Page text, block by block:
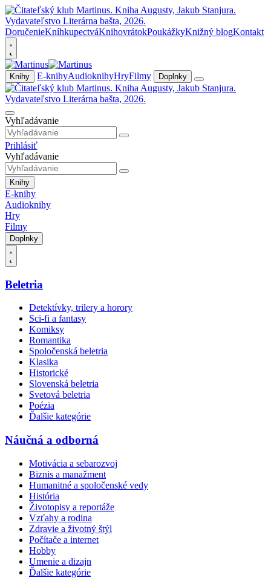
DoručenieKníhkupectváKnihovrátokPoukážkyKnižný blogKontakt
Knihy E-knihyAudioknihyHryFilmy Doplnky
Vyhľadávanie
Prihlásiť
Vyhľadávanie
Knihy
E-knihy
Audioknihy
Hry
Filmy
Doplnky
Beletria
Detektívky, trilery a horory
Sci-fi a fantasy
Komiksy
Romantika
Spoločenská beletria
Klasika
Historické
Slovenská beletria
Svetová beletria
Poézia
Ďalšie kategórie
Náučná a odborná
Motivácia a sebarozvoj
Biznis a manažment
Humanitné a spoločenské vedy
História
Životopisy a reportáže
Vzťahy a rodina
Zdravie a životný štýl
Počítače a internet
Hobby
Umenie a dizajn
Ďalšie kategórie